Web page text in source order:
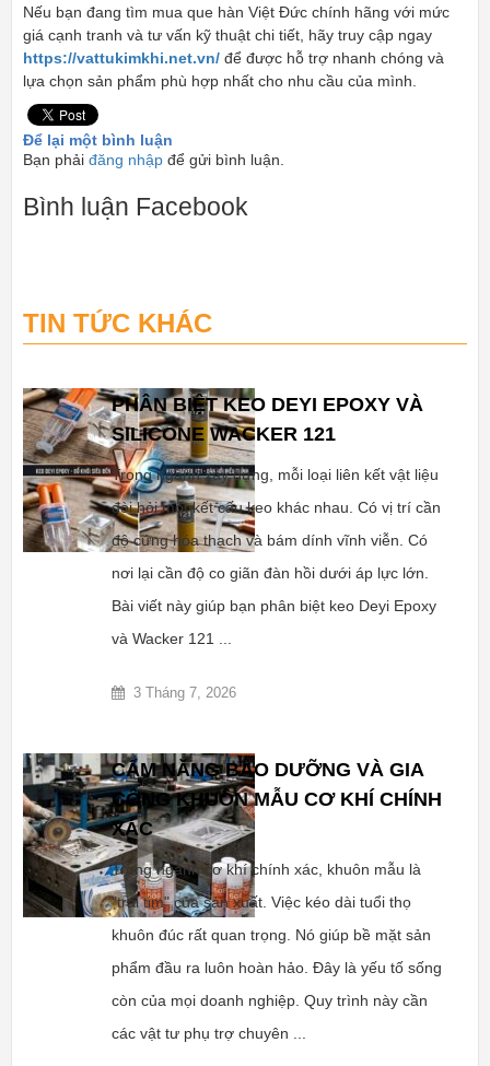
Nếu bạn đang tìm mua que hàn Việt Đức chính hãng với mức
giá cạnh tranh và tư vấn kỹ thuật chi tiết, hãy truy cập ngay
https://vattukimkhi.net.vn/ để được hỗ trợ nhanh chóng và
lựa chọn sản phẩm phù hợp nhất cho nhu cầu của mình.
Để lại một bình luận
Bạn phải đăng nhập để gửi bình luận.
Bình luận Facebook
TIN TỨC KHÁC
PHÂN BIỆT KEO DEYI EPOXY VÀ
SILICONE WACKER 121
Trong ngành xây dựng, mỗi loại liên kết vật liệu
đòi hỏi một kết cấu keo khác nhau. Có vị trí cần
độ cứng hóa thạch và bám dính vĩnh viễn. Có
nơi lại cần độ co giãn đàn hồi dưới áp lực lớn.
Bài viết này giúp bạn phân biệt keo Deyi Epoxy
và Wacker 121 ...
3 Tháng 7, 2026
CẨM NĂNG BẢO DƯỠNG VÀ GIA
CÔNG KHUÔN MẪU CƠ KHÍ CHÍNH
XÁC
Trong ngành cơ khí chính xác, khuôn mẫu là
"trái tim" của sản xuất. Việc kéo dài tuổi thọ
khuôn đúc rất quan trọng. Nó giúp bề mặt sản
phẩm đầu ra luôn hoàn hảo. Đây là yếu tố sống
còn của mọi doanh nghiệp. Quy trình này cần
các vật tư phụ trợ chuyên ...